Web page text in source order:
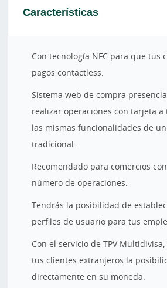
Características
Con tecnología NFC para que tus
pagos contactless.
Sistema web de compra
realizar operaciones con tarjeta a
las mismas funcionalidades de un
tradicional.
Recomendado para comercios
número de operaciones.
Tendrás la posibilidad de
perfiles de usuario para tus
Con el servicio de TPV
tus clientes extranjeros la
directamente en su moneda.